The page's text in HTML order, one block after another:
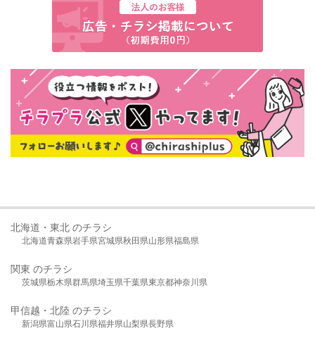
北海道・東北 のチラシ
北海道青森県岩手県宮城県秋田県山形県福島県
関東 のチラシ
茨城県栃木県群馬県埼玉県千葉県東京都神奈川県
甲信越・北陸 のチラシ
新潟県富山県石川県福井県山梨県長野県